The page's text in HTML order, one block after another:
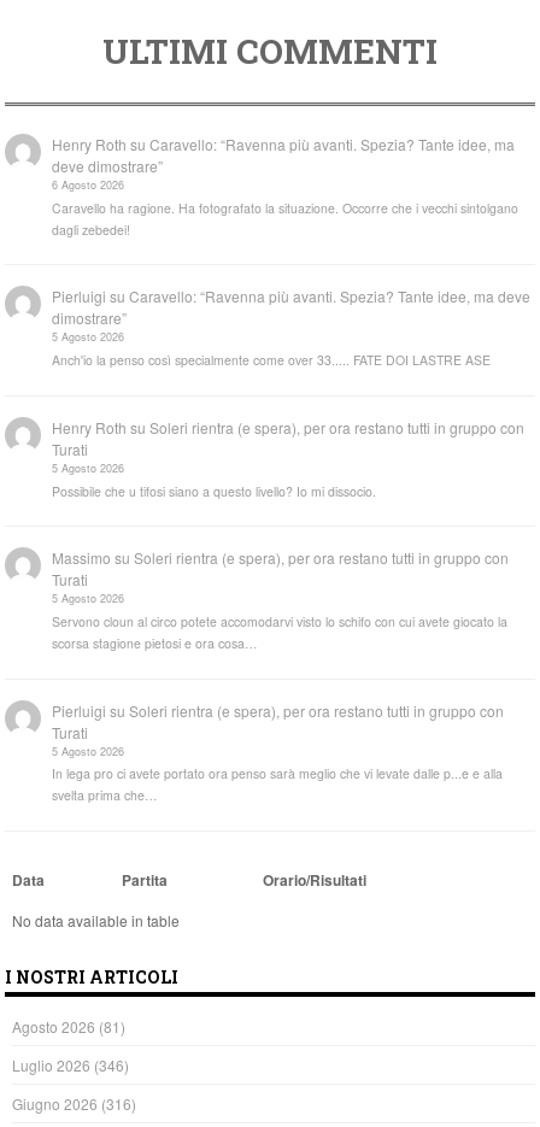
ULTIMI COMMENTI
Henry Roth suCaravello: “Ravenna più avanti. Spezia? Tante idee, ma
deve dimostrare”
6 Agosto 2026
Caravello ha ragione. Ha fotografato la situazione. Occorre che i vecchi sintolgano
dagli zebedei!
Pierluigi suCaravello: “Ravenna più avanti. Spezia? Tante idee, ma deve
dimostrare”
5 Agosto 2026
Anch'io la penso così specialmente come over 33..... FATE DOI LASTRE ASE
Henry Roth suSoleri rientra (e spera), per ora restano tutti in gruppo con
Turati
5 Agosto 2026
Possibile che u tifosi siano a questo livello? Io mi dissocio.
Massimo suSoleri rientra (e spera), per ora restano tutti in gruppo con
Turati
5 Agosto 2026
Servono cloun al circo potete accomodarvi visto lo schifo con cui avete giocato la
scorsa stagione pietosi e ora cosa…
Pierluigi suSoleri rientra (e spera), per ora restano tutti in gruppo con
Turati
5 Agosto 2026
In lega pro ci avete portato ora penso sarà meglio che vi levate dalle p...e e alla
svelta prima che…
Data Partita Orario/Risultati
No data available in table
I NOSTRI ARTICOLI
Agosto 2026 (81)
Luglio 2026 (346)
Giugno 2026 (316)